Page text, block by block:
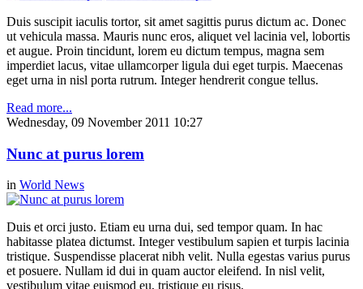
Duis suscipit iaculis tortor, sit amet sagittis purus dictum ac. Donec
ut vehicula massa. Mauris nunc eros, aliquet vel lacinia vel, lobortis
et augue. Proin tincidunt, lorem eu dictum tempus, magna sem
imperdiet lacus, vitae ullamcorper ligula dui eget turpis. Maecenas
eget urna in nisl porta rutrum. Integer hendrerit congue tellus.
Read more...
Wednesday, 09 November 2011 10:27
Nunc at purus lorem
in World News
Duis et orci justo. Etiam eu urna dui, sed tempor quam. In hac
habitasse platea dictumst. Integer vestibulum sapien et turpis lacinia
tristique. Suspendisse placerat nibh velit. Nulla egestas varius purus
et posuere. Nullam id dui in quam auctor eleifend. In nisl velit,
vestibulum vitae euismod eu, tristique eu risus.